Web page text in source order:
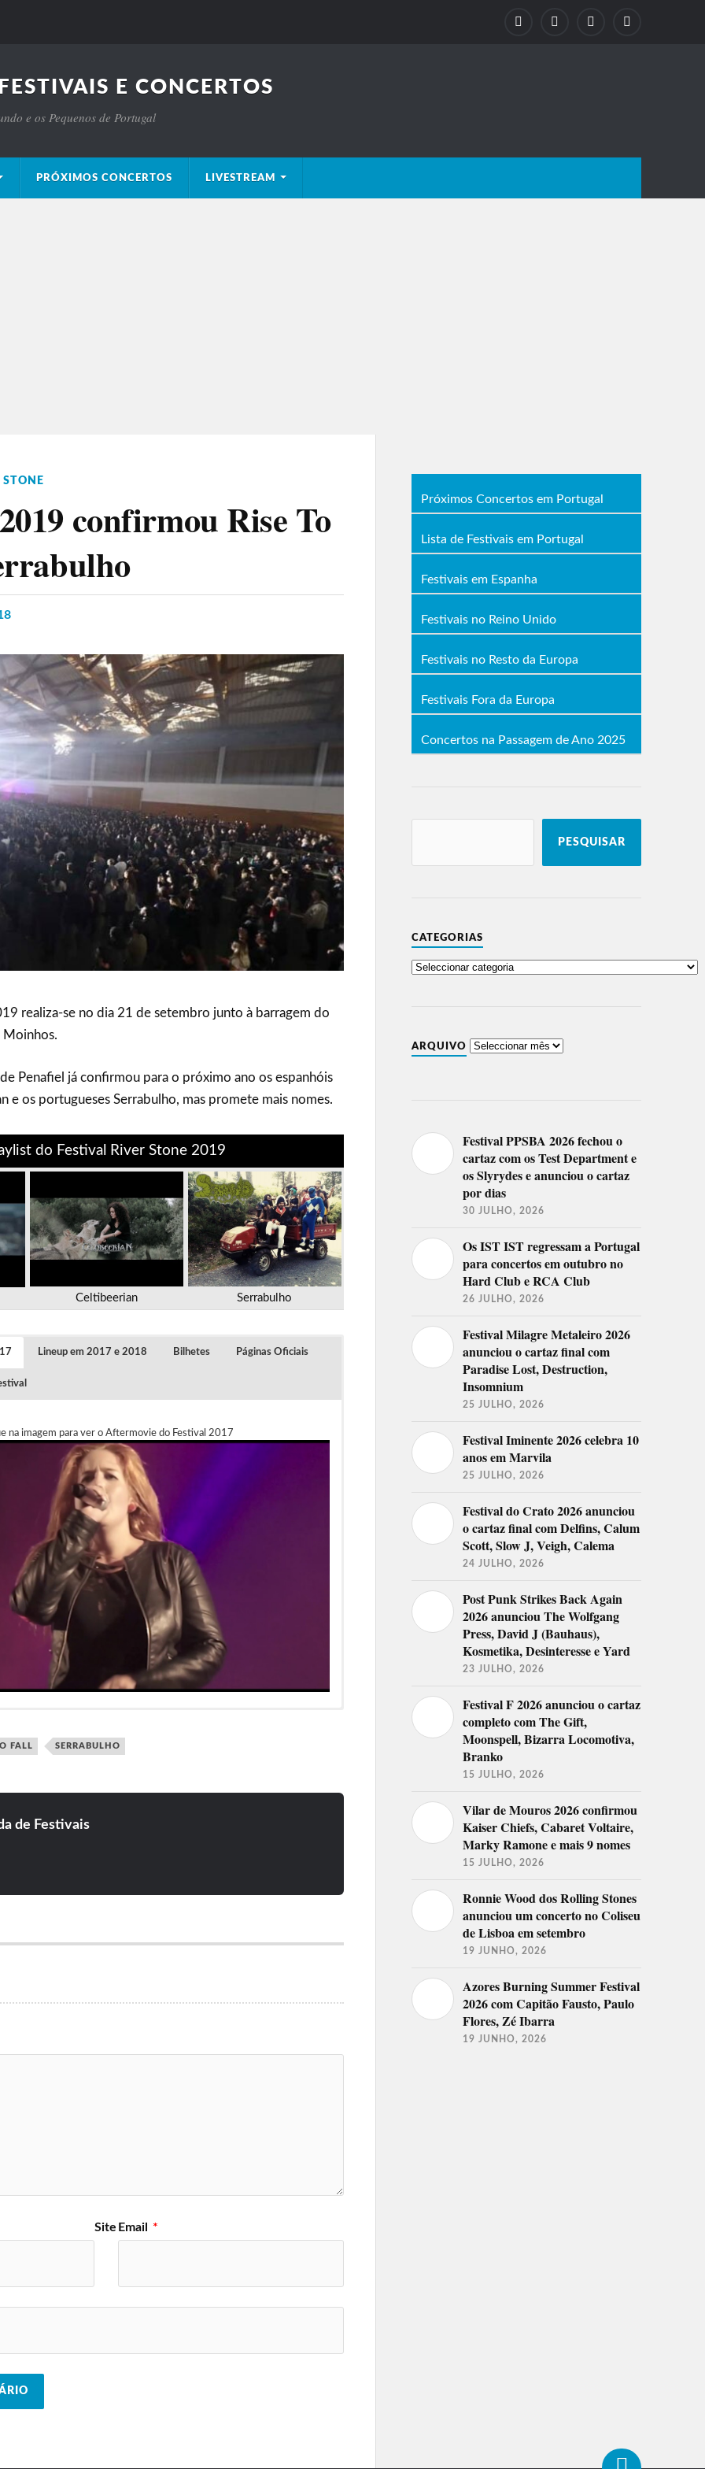
E CONCERTOS
e os Pequenos de Portugal
PRÓXIMOS CONCERTOS LIVESTREAM
STONE
confirmou Rise To
realiza-se no dia 21 de setembro junto à barragem do
Moinhos.
Penafiel já confirmou para o próximo ano os espanhóis
e os portugueses Serrabulho, mas promete mais nomes.
do Festival River Stone 2019
Celtibeerian Serrabulho
Lineup em 2017 e 2018 Bilhetes Páginas Oficiais
na imagem para ver o Aftermovie do Festival 2017
Freitas.
FALL SERRABULHO
de Festivais
Email *
Site
Próximos Concertos em Portugal
Lista de Festivais em Portugal
Festivais em Espanha
Festivais no Reino Unido
Festivais no Resto da Europa
Festivais Fora da Europa
Concertos na Passagem de Ano 2025
PESQUISAR
CATEGORIAS
ARQUIVO
Festival PPSBA 2026 fechou o
cartaz com os Test Department e
os Slyrydes e anunciou o cartaz
por dias
30 JULHO, 2026
Os IST IST regressam a Portugal
para concertos em outubro no
Hard Club e RCA Club
26 JULHO, 2026
Festival Milagre Metaleiro 2026
anunciou o cartaz final com
Paradise Lost, Destruction,
Insomnium
25 JULHO, 2026
Festival Iminente 2026 celebra 10
anos em Marvila
25 JULHO, 2026
Festival do Crato 2026 anunciou
o cartaz final com Delfins, Calum
Scott, Slow J, Veigh, Calema
24 JULHO, 2026
Post Punk Strikes Back Again
2026 anunciou The Wolfgang
Press, David J (Bauhaus),
Kosmetika, Desinteresse e Yard
23 JULHO, 2026
Festival F 2026 anunciou o cartaz
completo com The Gift,
Moonspell, Bizarra Locomotiva,
Branko
15 JULHO, 2026
Vilar de Mouros 2026 confirmou
Kaiser Chiefs, Cabaret Voltaire,
Marky Ramone e mais 9 nomes
15 JULHO, 2026
Ronnie Wood dos Rolling Stones
anunciou um concerto no Coliseu
de Lisboa em setembro
19 JUNHO, 2026
Azores Burning Summer Festival
2026 com Capitão Fausto, Paulo
Flores, Zé Ibarra
19 JUNHO, 2026